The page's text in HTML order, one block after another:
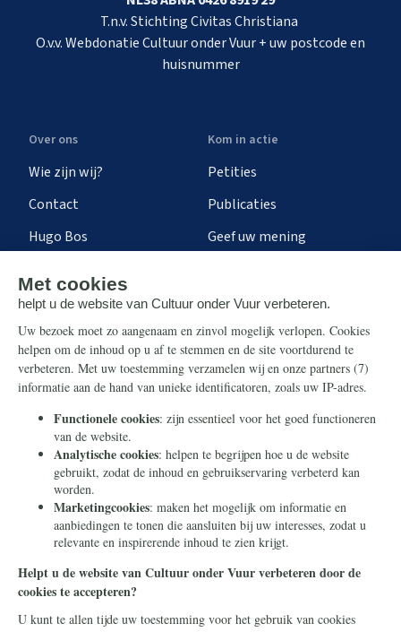
T.n.v. Stichting Civitas Christiana
O.v.v. Webdonatie Cultuur onder Vuur + uw postcode en
huisnummer
Over ons
Wie zijn wij?
Contact
Hugo Bos
Kom in actie
Petities
Publicaties
Geef uw mening
Steun ons
Nieuwsbrief
Eenmalig
Maandelijks
Periodiek
Nalaten
Zelf overschrijven
Info
Contact
Ontvang onze Telegram-
berichten